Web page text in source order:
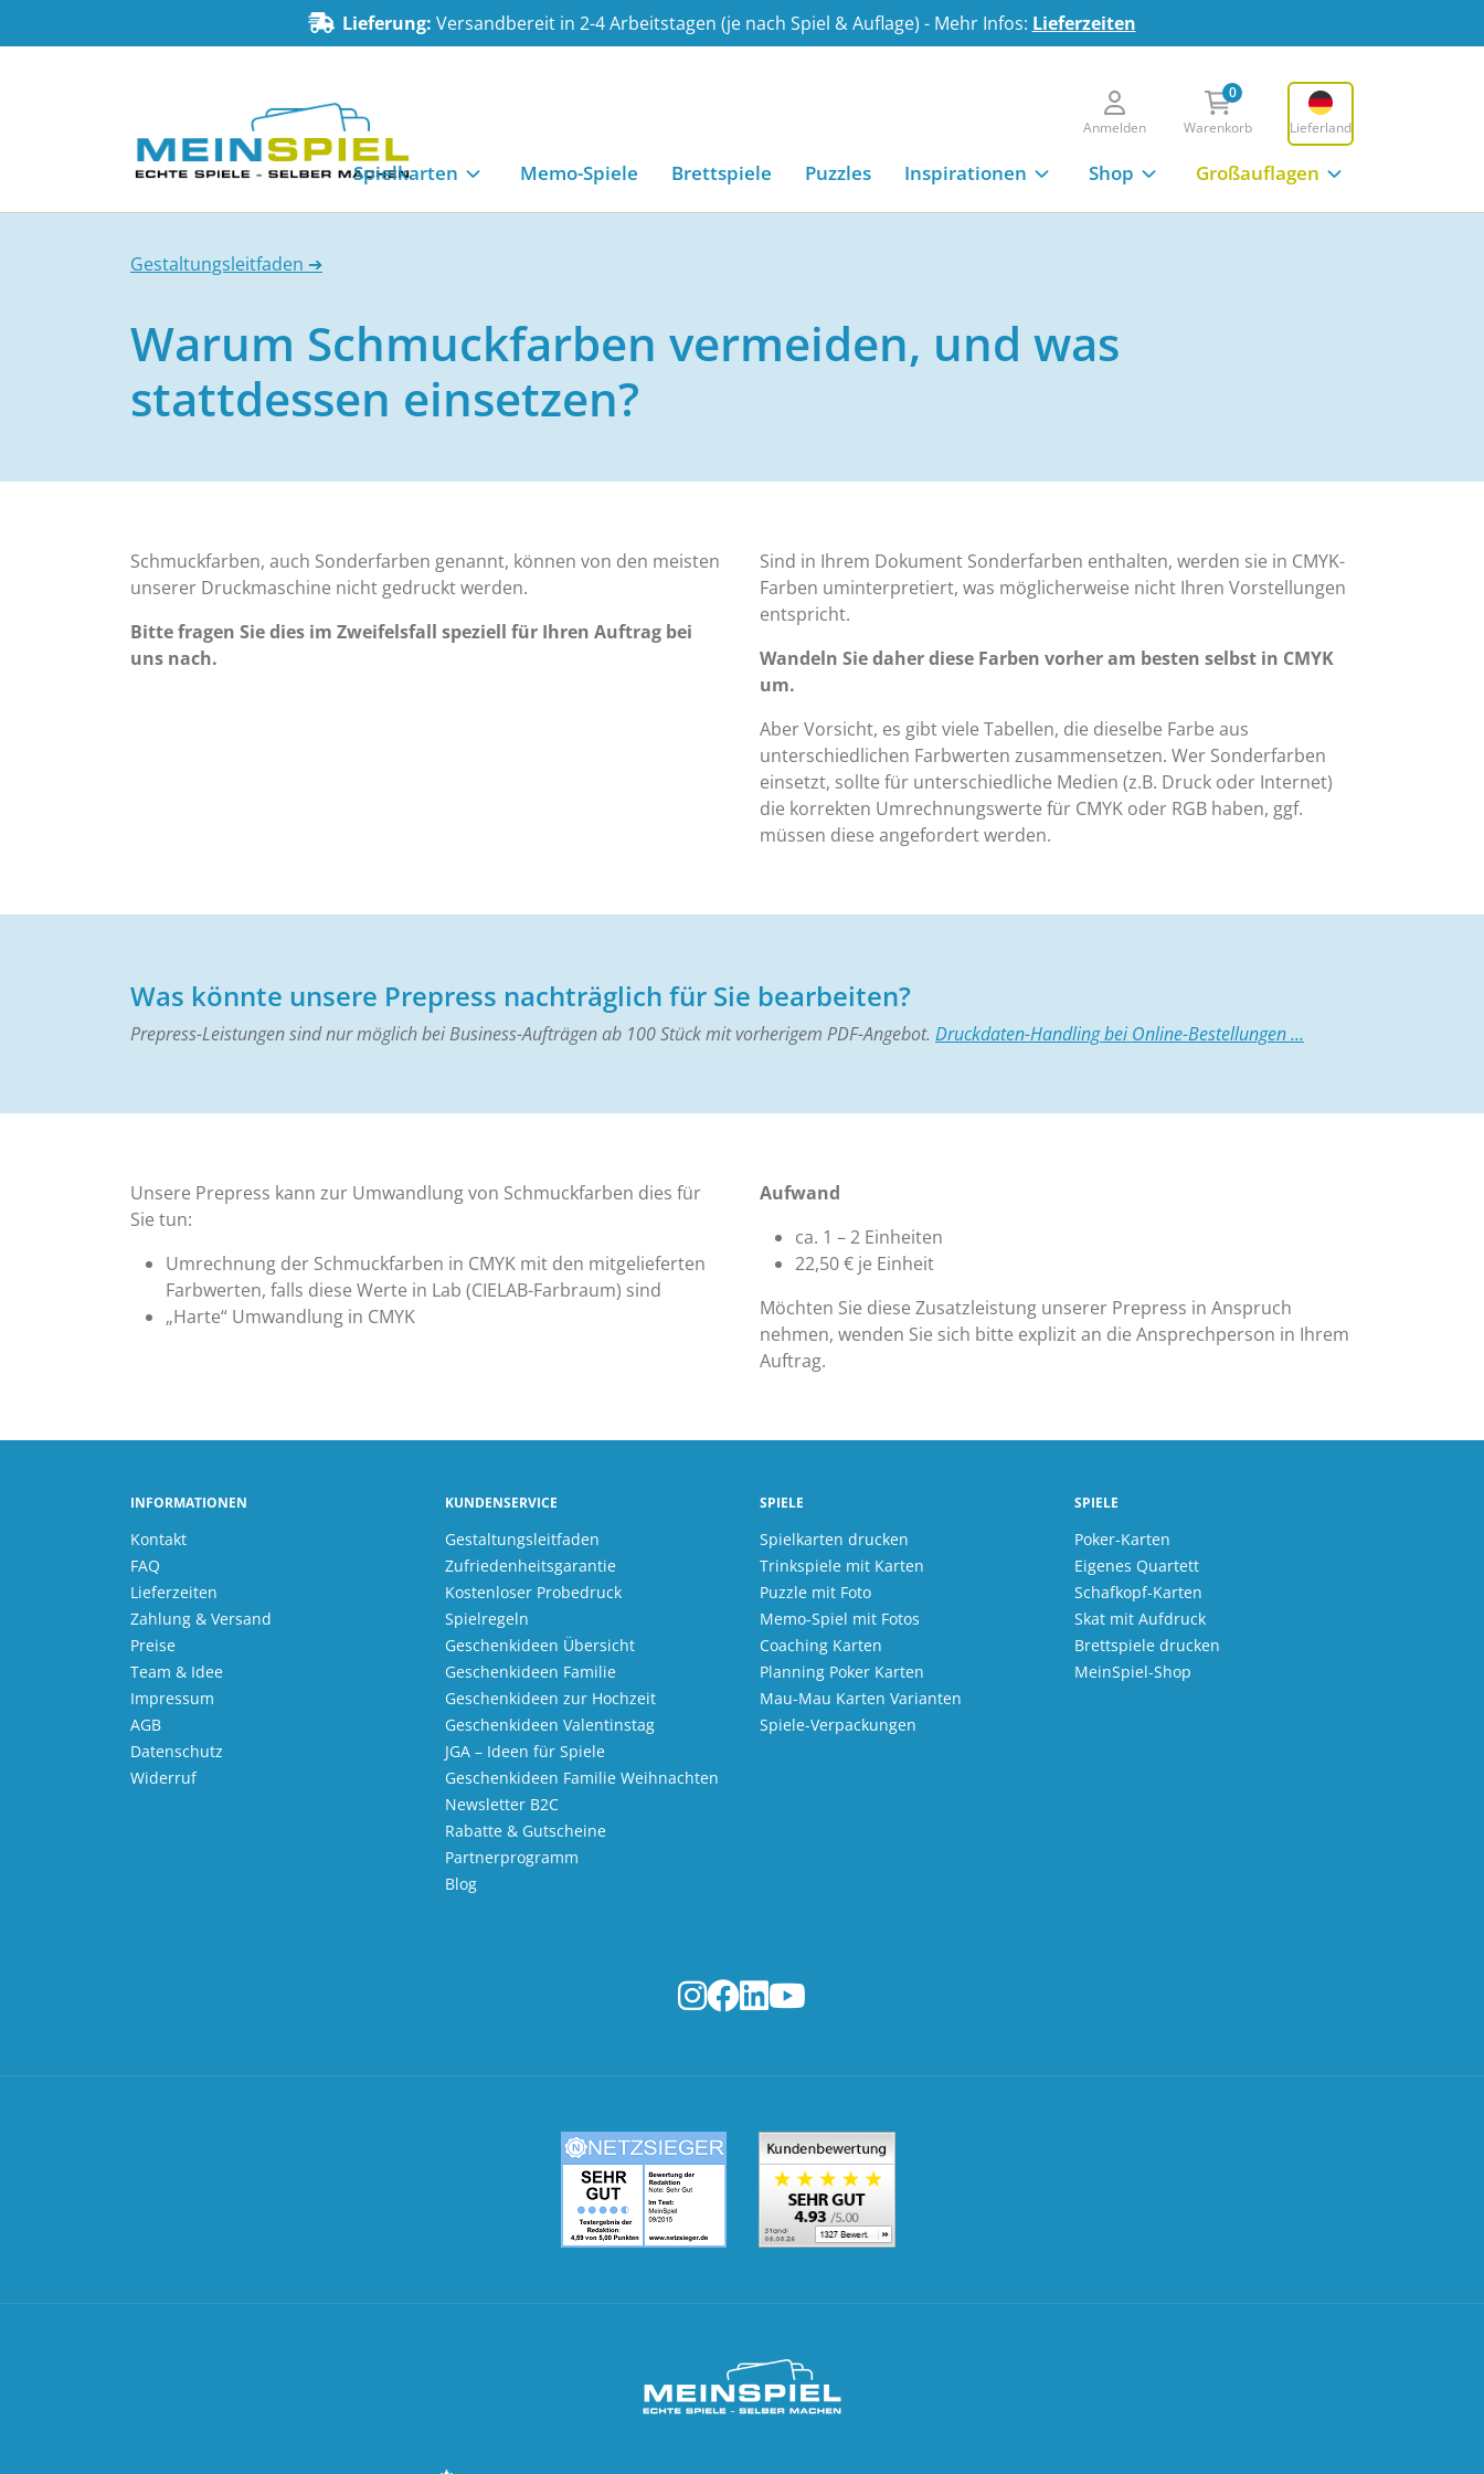
Lieferung: Versandbereit in 2-4 Arbeitstagen (je nach Spiel & Auflage) - Mehr Infos: Lieferzeiten
Anmelden
0
Warenkorb
Lieferland
Spielkarten Memo-Spiele Brettspiele Puzzles Inspirationen Shop Großauflagen
Gestaltungsleitfaden ➔
Warum Schmuckfarben vermeiden, und was
stattdessen einsetzen?
Schmuckfarben, auch Sonderfarben genannt, können von den meisten
unserer Druckmaschine nicht gedruckt werden.
Bitte fragen Sie dies im Zweifelsfall speziell für Ihren Auftrag bei
uns nach.
Sind in Ihrem Dokument Sonderfarben enthalten, werden sie in CMYK-
Farben uminterpretiert, was möglicherweise nicht Ihren Vorstellungen
entspricht.
Wandeln Sie daher diese Farben vorher am besten selbst in CMYK
um.
Aber Vorsicht, es gibt viele Tabellen, die dieselbe Farbe aus
unterschiedlichen Farbwerten zusammensetzen. Wer Sonderfarben
einsetzt, sollte für unterschiedliche Medien (z.B. Druck oder Internet)
die korrekten Umrechnungswerte für CMYK oder RGB haben, ggf.
müssen diese angefordert werden.
Was könnte unsere Prepress nachträglich für Sie bearbeiten?
Prepress-Leistungen sind nur möglich bei Business-Aufträgen ab 100 Stück mit vorherigem PDF-Angebot. Druckdaten-Handling bei Online-Bestellungen ...
Unsere Prepress kann zur Umwandlung von Schmuckfarben dies für
Sie tun:
Umrechnung der Schmuckfarben in CMYK mit den mitgelieferten
Farbwerten, falls diese Werte in Lab (CIELAB-Farbraum) sind
„Harte“ Umwandlung in CMYK
Aufwand
ca. 1 – 2 Einheiten
22,50 € je Einheit
Möchten Sie diese Zusatzleistung unserer Prepress in Anspruch
nehmen, wenden Sie sich bitte explizit an die Ansprechperson in Ihrem
Auftrag.
INFORMATIONEN
Kontakt
FAQ
Lieferzeiten
Zahlung & Versand
Preise
Team & Idee
Impressum
AGB
Datenschutz
Widerruf
KUNDENSERVICE
Gestaltungsleitfaden
Zufriedenheitsgarantie
Kostenloser Probedruck
Spielregeln
Geschenkideen Übersicht
Geschenkideen Familie
Geschenkideen zur Hochzeit
Geschenkideen Valentinstag
JGA – Ideen für Spiele
Geschenkideen Familie Weihnachten
Newsletter B2C
Rabatte & Gutscheine
Partnerprogramm
Blog
SPIELE
Spielkarten drucken
Trinkspiele mit Karten
Puzzle mit Foto
Memo-Spiel mit Fotos
Coaching Karten
Planning Poker Karten
Mau-Mau Karten Varianten
Spiele-Verpackungen
SPIELE
Poker-Karten
Eigenes Quartett
Schafkopf-Karten
Skat mit Aufdruck
Brettspiele drucken
MeinSpiel-Shop